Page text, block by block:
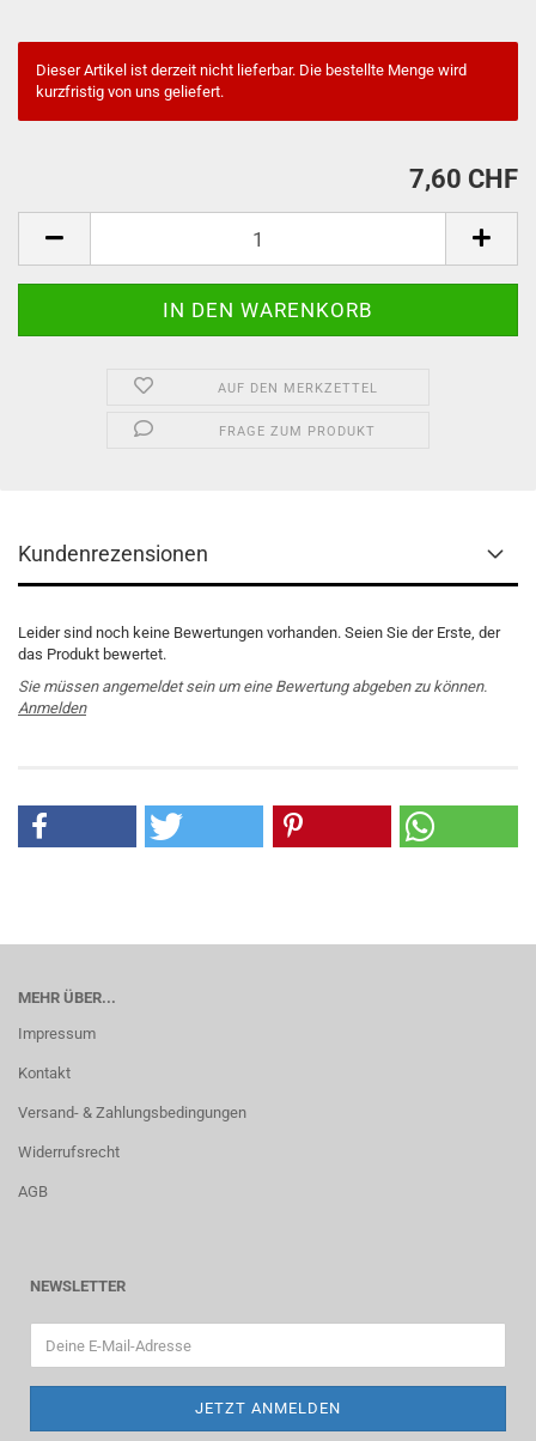
Dieser Artikel ist derzeit nicht lieferbar. Die bestellte Menge wird
kurzfristig von uns geliefert.
7,60 CHF
AUF DEN MERKZETTEL
FRAGE ZUM PRODUKT
Kundenrezensionen
Leider sind noch keine Bewertungen vorhanden. Seien Sie der Erste, der
das Produkt bewertet.
Sie müssen angemeldet sein um eine Bewertung abgeben zu können.
Anmelden
MEHR ÜBER...
Impressum
Kontakt
Versand- & Zahlungsbedingungen
Widerrufsrecht
AGB
NEWSLETTER